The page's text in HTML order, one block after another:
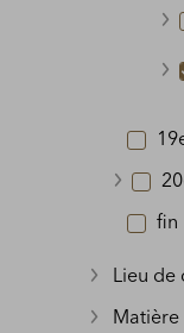
fin
Afficher
Lieu de
Afficher
Matière